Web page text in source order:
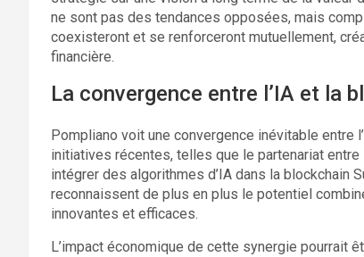
ne sont pas des tendances opposées, mais
coexisteront et se renforceront mutuellement,
financière.
La convergence entre l’IA et la
Pompliano voit une convergence inévitable
initiatives récentes, telles que le partenariat
intégrer des algorithmes d’IA dans la blockchain
reconnaissent de plus en plus le potentiel
innovantes et efficaces.
L’impact économique de cette synergie pourrait